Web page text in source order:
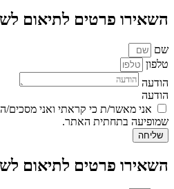
השאירו פרטים לתיאום
שם
טלפון
הודעה
הודעה
אני מאשר/ת כי קראתי ואני מסכים/
שמופיעה בתחתית האתר.
שליחה
השאירו פרטים לתיאום